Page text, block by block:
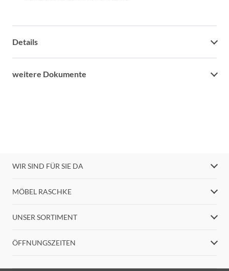
Details
weitere Dokumente
WIR SIND FÜR SIE DA
MÖBEL RASCHKE
UNSER SORTIMENT
ÖFFNUNGSZEITEN